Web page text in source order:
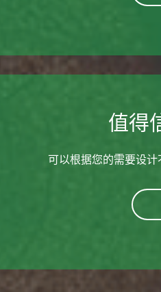
值得
可以根据您的需要设